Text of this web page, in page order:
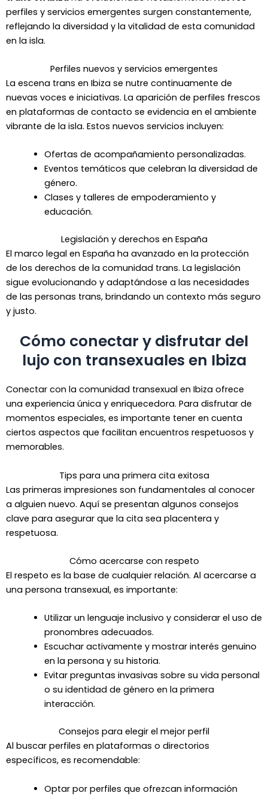
perfiles y servicios emergentes surgen constantemente,
reflejando la diversidad y la vitalidad de esta comunidad
en la isla.
Perfiles nuevos y servicios emergentes
La escena trans en Ibiza se nutre continuamente de
nuevas voces e iniciativas. La aparición de perfiles frescos
en plataformas de contacto se evidencia en el ambiente
vibrante de la isla. Estos nuevos servicios incluyen:
Ofertas de acompañamiento personalizadas.
Eventos temáticos que celebran la diversidad de
género.
Clases y talleres de empoderamiento y
educación.
Legislación y derechos en España
El marco legal en España ha avanzado en la protección
de los derechos de la comunidad trans. La legislación
sigue evolucionando y adaptándose a las necesidades
de las personas trans, brindando un contexto más seguro
y justo.
Cómo conectar y disfrutar del
lujo con transexuales en Ibiza
Conectar con la comunidad transexual en Ibiza ofrece
una experiencia única y enriquecedora. Para disfrutar de
momentos especiales, es importante tener en cuenta
ciertos aspectos que facilitan encuentros respetuosos y
memorables.
Tips para una primera cita exitosa
Las primeras impresiones son fundamentales al conocer
a alguien nuevo. Aquí se presentan algunos consejos
clave para asegurar que la cita sea placentera y
respetuosa.
Cómo acercarse con respeto
El respeto es la base de cualquier relación. Al acercarse a
una persona transexual, es importante:
Utilizar un lenguaje inclusivo y considerar el uso de
pronombres adecuados.
Escuchar activamente y mostrar interés genuino
en la persona y su historia.
Evitar preguntas invasivas sobre su vida personal
o su identidad de género en la primera
interacción.
Consejos para elegir el mejor perfil
Al buscar perfiles en plataformas o directorios
específicos, es recomendable:
Optar por perfiles que ofrezcan información